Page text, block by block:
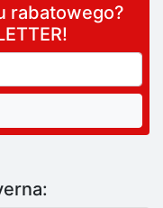
rabatowego?